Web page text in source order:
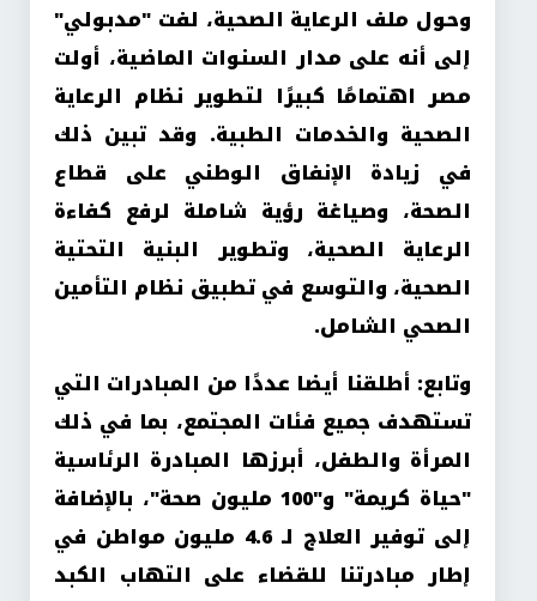
وحول ملف الرعاية الصحية، لفت "مدبولي"
إلى أنه على مدار السنوات الماضية، أولت
مصر اهتمامًا كبيرًا لتطوير نظام الرعاية
الصحية والخدمات الطبية. وقد تبين ذلك
في زيادة الإنفاق الوطني على قطاع
الصحة، وصياغة رؤية شاملة لرفع كفاءة
الرعاية الصحية، وتطوير البنية التحتية
الصحية، والتوسع في تطبيق نظام التأمين
الصحي الشامل.
وتابع: أطلقنا أيضا عددًا من المبادرات التي
تستهدف جميع فئات المجتمع، بما في ذلك
المرأة والطفل، أبرزها المبادرة الرئاسية
"حياة كريمة" و"100 مليون صحة"، بالإضافة
إلى توفير العلاج لـ 4.6 مليون مواطن في
إطار مبادرتنا للقضاء على التهاب الكبد